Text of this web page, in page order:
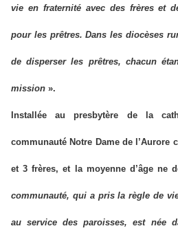
vie en fraternité avec des frères et
pour les prêtres. Dans les diocèses
de disperser les prêtres, chacun
mission ».
Installée au presbytère de la
communauté Notre Dame de
et 3 frères, et la moyenne d’âge ne
communauté, qui a pris la règle de
au service des paroisses, est née